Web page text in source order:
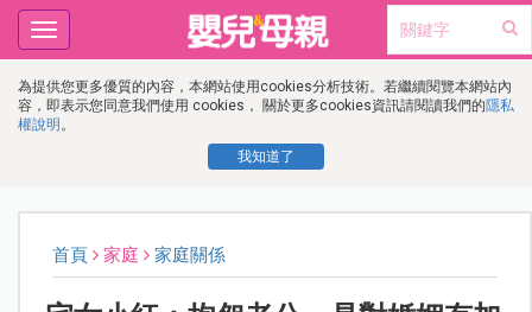
為提供您更多優質的內容，本網站使用cookies分析技術。若繼續閱覽本網站內
容，即表示您同意我們使用 cookies， 關於更多cookies資訊請閱讀我們的隱私
權說明 。
我知道了
Toggle
navigation
首頁 家庭 家庭關係